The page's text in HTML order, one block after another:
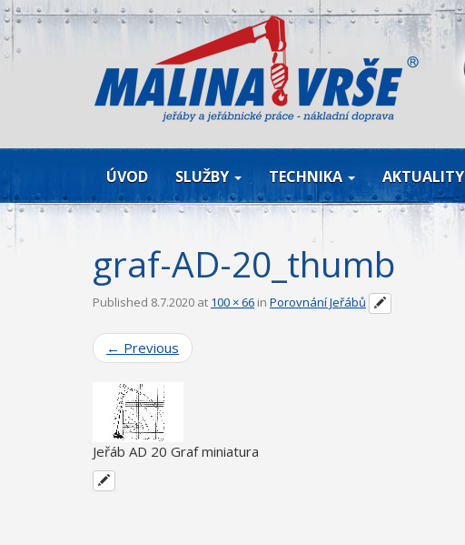
ÚVOD SLUŽBY TECHNIKA AKTUALITY
graf-AD-20_thumb
Published 8.7.2020 at 100 × 66 in Porovnání Jeřábů
← Previous
Jeřáb AD 20 Graf miniatura